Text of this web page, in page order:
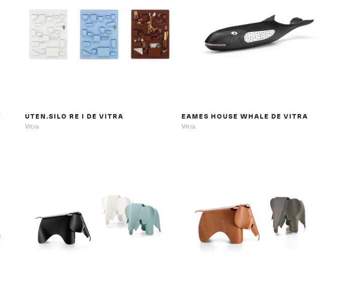
UTEN.SILO RE I DE VITRA
Vitra
EAMES HOUSE WHALE DE VITRA
Vitra